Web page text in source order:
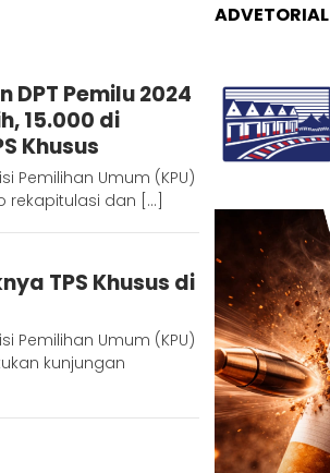
DPT Pemilu 2024
15.000 di
Khusus
Pemilihan Umum (KPU)
rekapitulasi dan […]
TPS Khusus di
Pemilihan Umum (KPU)
kunjungan
ADVETORIAL